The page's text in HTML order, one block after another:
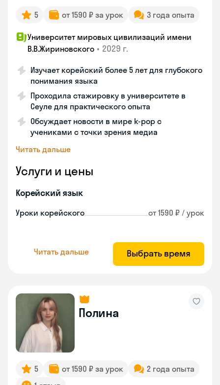
5 от 1590 ₽ за урок 3 года опыта
Университет мировых цивилизаций имени
В.В.Жириновского • 2029 г.
Изучает корейский более 5 лет для глубокого
понимания языка
Проходила стажировку в университете в
Сеуле для практического опыта
Обсуждает новости в мире k-pop с
учениками с точки зрения медиа
Читать дальше
Услуги и цены
Корейский язык
Уроки корейского от 1590 ₽ / урок
Читать дальше Выбрать время
Полина
5 от 1590 ₽ за урок
2 года опыта